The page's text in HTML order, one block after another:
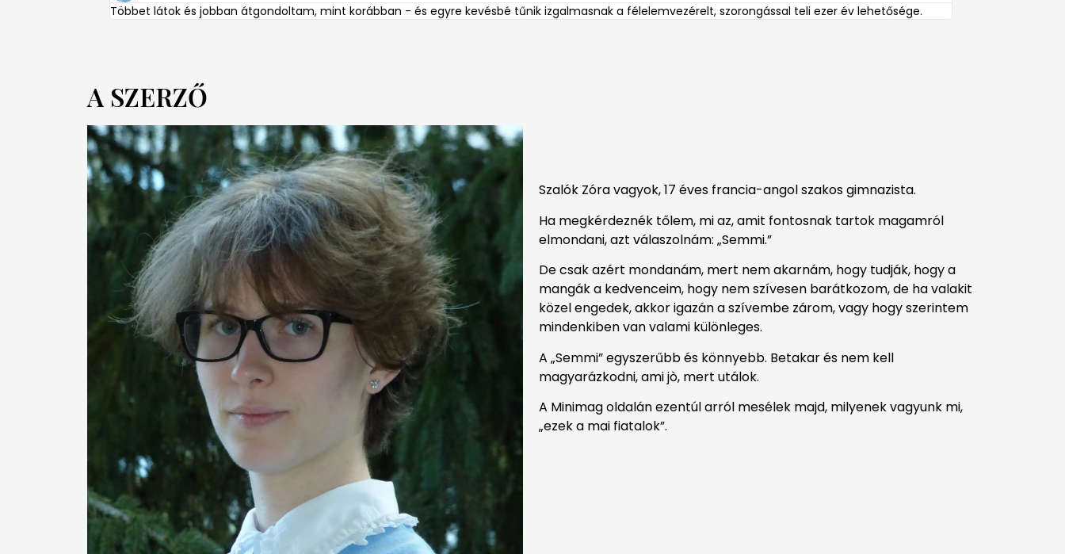
Többet látok és jobban átgondoltam, mint korábban - és egyre kevésbé tűnik izgalmasnak a félelemvezérelt, szorongással teli ezer év lehetősége.
A SZERZŐ
Szalók Zóra vagyok, 17 éves francia-angol szakos gimnazista.
Ha megkérdeznék tőlem, mi az, amit fontosnak tartok magamról
elmondani, azt válaszolnám: „Semmi.”
De csak azért mondanám, mert nem akarnám, hogy tudják, hogy a
mangák a kedvenceim, hogy nem szívesen barátkozom, de ha valakit
közel engedek, akkor igazán a szívembe zárom, vagy hogy szerintem
mindenkiben van valami különleges.
A „Semmi” egyszerűbb és könnyebb. Betakar és nem kell
magyarázkodni, ami jò, mert utálok.
A Minimag oldalán ezentúl arról mesélek majd, milyenek vagyunk mi,
„ezek a mai fiatalok”.